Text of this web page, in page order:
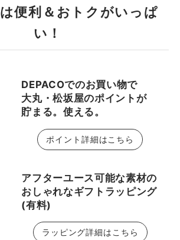
は便利＆おトクがいっぱ
い！
DEPACOでのお買い物で
大丸・松坂屋のポイントが
貯まる。使える。
ポイント詳細はこちら
アフターユース可能な素材の
おしゃれなギフトラッピング
(有料)
ラッピング詳細はこちら